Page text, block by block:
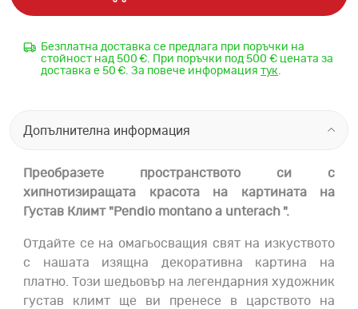
Безплатна доставка се предлага при поръчки на
стойност над 500 €. При поръчки под 500 € цената за
доставка е 50 €. За повече информация тук.
Допълнителна информация
Преобразете пространството си с
хипнотизиращата красота на картината на
Густав Климт "Pendio montano a unterach ".
Отдайте се на омагьосващия свят на изкуството
с нашата изящна декоративна картина на
платно. Този шедьовър на легендарния художник
густав климт ще ви пренесе в царството на